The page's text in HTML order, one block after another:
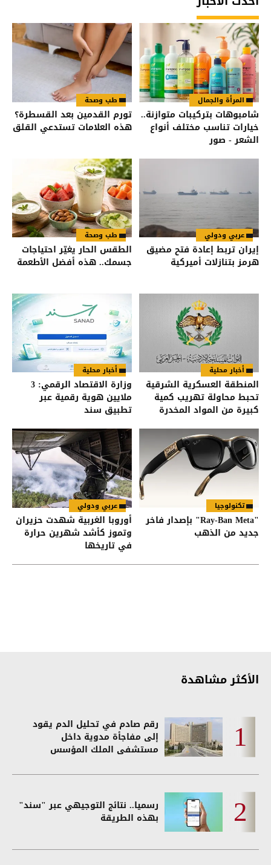
المرأة والجمال
شامبوهات بتركيبات متوازنة..
خيارات تناسب مختلف أنواع
الشعر - صور
طب وصحة
تورم القدمين بعد القسطرة؟
هذه العلامات تستدعي القلق
عربي ودولي
إيران تربط إعادة فتح مضيق
هرمز بتنازلات أميركية
طب وصحة
الطقس الحار يغيّر احتياجات
جسمك.. هذه أفضل الأطعمة
أخبار محلية
المنطقة العسكرية الشرقية
تحبط محاولة تهريب كمية
كبيرة من المواد المخدرة
أخبار محلية
وزارة الاقتصاد الرقمي: 3
ملايين هوية رقمية عبر
تطبيق سند
تكنولوجيا
"Ray-Ban Meta" بإصدار فاخر
جديد من الذهب
عربي ودولي
أوروبا الغربية شهدت حزيران
وتموز كأشد شهرين حرارة
في تاريخها
الأكثر مشاهدة
رقم صادم في تحليل الدم يقود
إلى مفاجأة مدوية داخل
مستشفى الملك المؤسس
رسميا.. نتائج التوجيهي عبر "سند"
بهذه الطريقة